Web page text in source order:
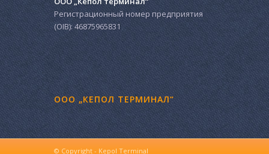
Регистрационный номер предприятия
(OIB): 46875965831
ООО „КЕПОЛ ТЕРМИНАЛ“
© Copyright - Kepol Terminal